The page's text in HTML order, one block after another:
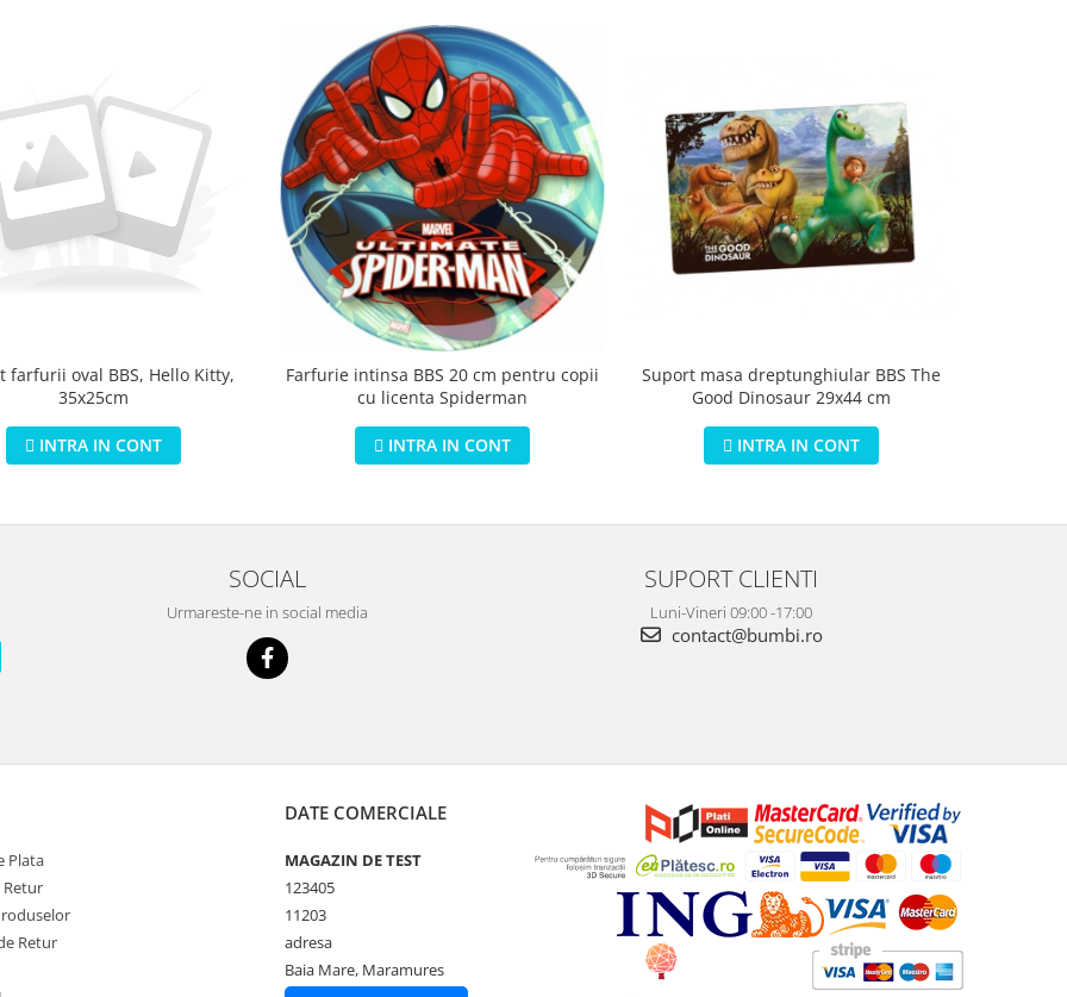
farfurii oval BBS, Hello Kitty,
35x25cm
INTRA IN CONT
Farfurie intinsa BBS 20 cm pentru copii
cu licenta Spiderman
INTRA IN CONT
Suport masa dreptunghiular BBS The
Good Dinosaur 29x44 cm
INTRA IN CONT
SOCIAL
Urmareste-ne in social media
SUPORT CLIENTI
Luni-Vineri 09:00 -17:00
contact@bumbi.ro
Plata
Retur
Retur
DATE COMERCIALE
MAGAZIN DE TEST
123405
11203
adresa
Baia Mare, Maramures